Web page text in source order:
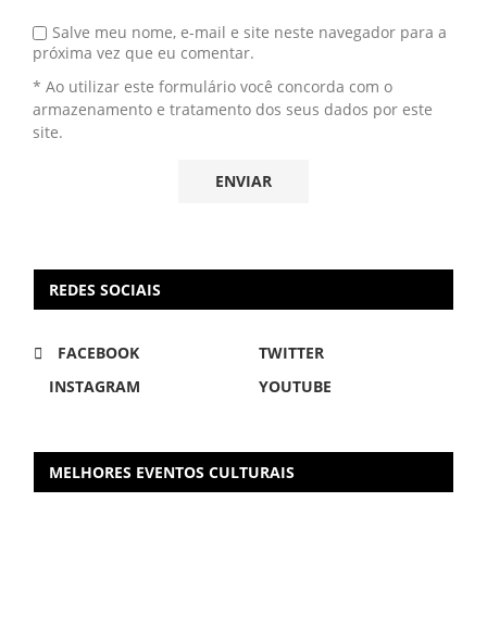
Salve meu nome, e-mail e site neste navegador para a
próxima vez que eu comentar.
* Ao utilizar este formulário você concorda com o
armazenamento e tratamento dos seus dados por este
site.
REDES SOCIAIS
FACEBOOK
TWITTER
INSTAGRAM
YOUTUBE
MELHORES EVENTOS CULTURAIS